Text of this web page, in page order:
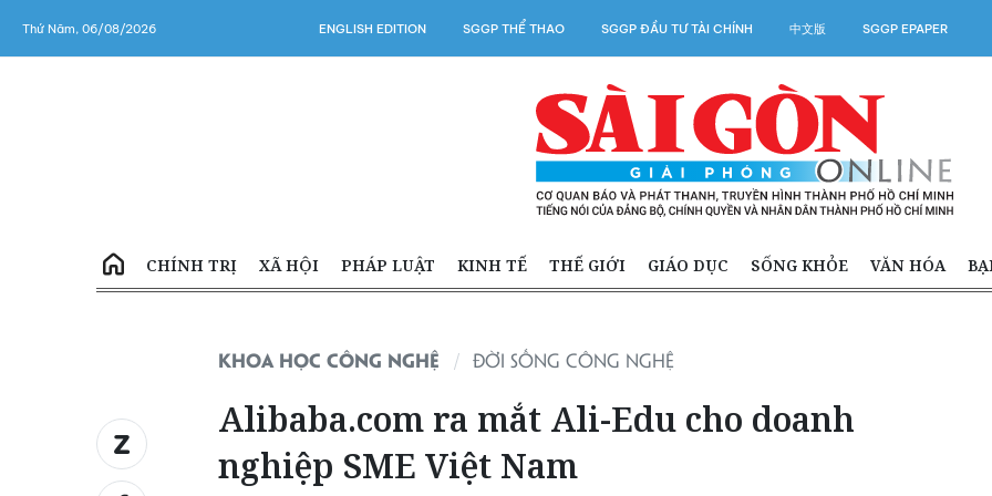
Thứ Năm, 06/08/2026 ENGLISH EDITION SGGP THỂ THAO SGGP ĐẦU TƯ TÀI CHÍNH 中文版 SGGP EPAPER
CHÍNH TRỊ XÃ HỘI PHÁP LUẬT KINH TẾ THẾ GIỚI GIÁO DỤC SỐNG KHỎE VĂN HÓA
KHOA HỌC CÔNG NGHỆ ĐỜI SỐNG CÔNG NGHỆ
Alibaba.com ra mắt Ali-Edu cho doanh
nghiệp SME Việt Nam